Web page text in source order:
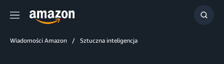
Menu
Wiadomości Amazon Sztuczna inteligencja